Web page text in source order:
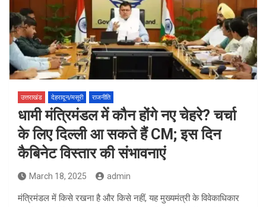
उत्तराखंड देहरादून/मसूरी राजनीति
धामी मंत्रिमंडल में कौन होंगे नए चेहरे? चर्चा
के लिए दिल्ली आ सकते हैं CM; इस दिन
कैबिनेट विस्तार की संभावनाएं
March 18, 2025 admin
मंत्रिमंडल में किसे रखना है और किसे नहीं, यह मुख्यमंत्री के विवेकाधिकार